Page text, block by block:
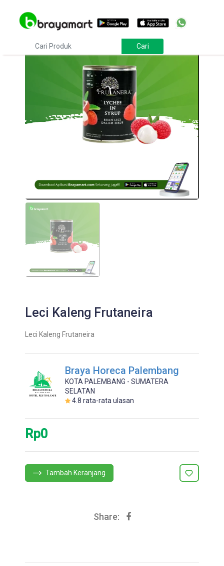
Leci Kaleng Frutaneira
Leci Kaleng Frutaneira
Braya Horeca Palembang
KOTA PALEMBANG - SUMATERA
SELATAN
4.8 rata-rata ulasan
Rp0
Tambah Keranjang
Share: